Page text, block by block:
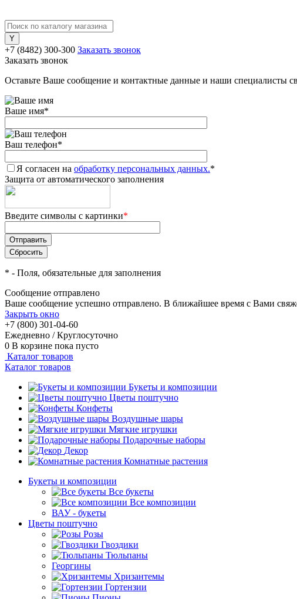
+7 (8482) 300-300 Заказать звонок
Заказать звонок
Оставьте Ваше сообщение и контактные данные и наши специалисты
Ваше имя*
Ваш телефон*
Я согласен на обработку персональных данных.*
Защита от автоматического заполнения
Введите символы с картинки*
* - Поля, обязательные для заполнения
Сообщение отправлено
Ваше сообщение успешно отправлено. В ближайшее время с Вами
Закрыть окно
+7 (800) 301-04-60
Ежедневно / Круглосуточно
0 В корзине пока пусто
Каталог товаров
Каталог товаров
Букеты и композиции
Цветы поштучно
Конфеты
Воздушные шары
Мягкие игрушки
Подарочные наборы
Декор
Комнатные растения
Букеты и композиции
Все букеты
Все композиции
ВАУ - букеты
Цветы поштучно
Розы
Гвоздики
Тюльпаны
Георгины
Хризантемы
Гортензии